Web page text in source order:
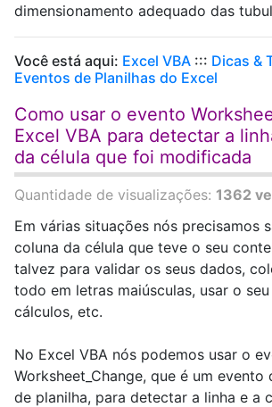
dimensionamento adequado das
Você está aqui: Excel VBA ::: Dicas &
Eventos de Planilhas do Excel
Como usar o evento
Excel VBA para detectar a
da célula que foi modificada
Quantidade de visualizações: 1362
Em várias situações nós precisamos
coluna da célula que teve o seu
talvez para validar os seus dados,
todo em letras maiúsculas, usar o
cálculos, etc.
No Excel VBA nós podemos usar o
Worksheet_Change, que é um evento
de planilha, para detectar a linha e a